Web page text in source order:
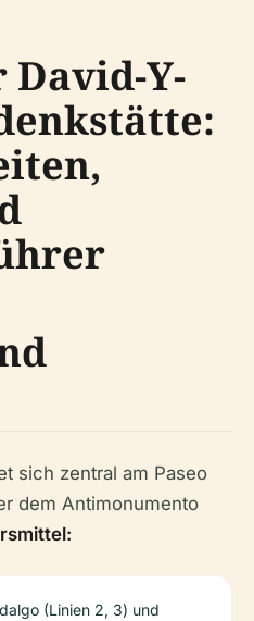
David-Y-
sich zentral am Paseo
dem Antimonumento
(Linien 2, 3) und